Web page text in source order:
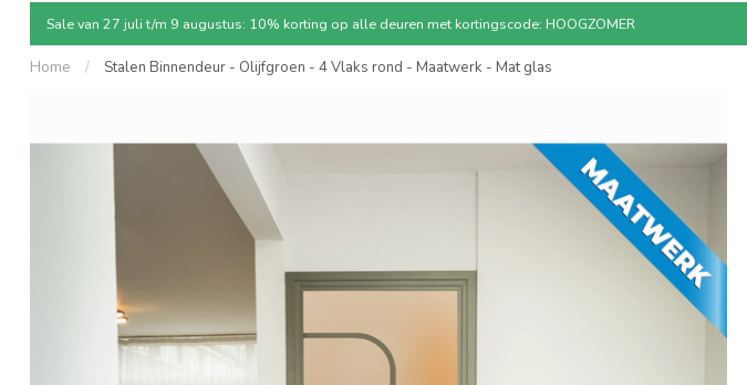
Sale van 27 juli t/m 9 augustus: 10% korting op alle deuren met kortingscode: HOOGZOMER
Home / Stalen Binnendeur - Olijfgroen - 4 Vlaks rond - Maatwerk - Mat glas